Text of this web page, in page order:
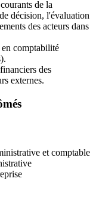
de la
décision, l'évaluation
des acteurs dans
en comptabilité
des
externes.
et comptable